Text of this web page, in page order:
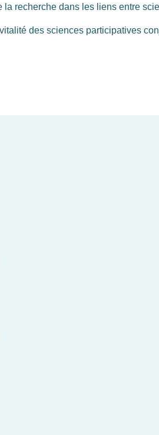
recherche dans les liens entre
des sciences participatives